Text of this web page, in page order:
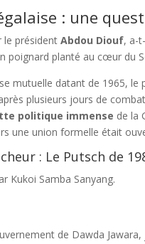
: une
le présidentAbdou Diouf, a-
poignard planté au cœur du
mutuelle datant de 1965, le
plusieurs jours de
politique immense de la
une union formelle était
: Le Putsch de
Kukoi Samba Sanyang.
de Dawda